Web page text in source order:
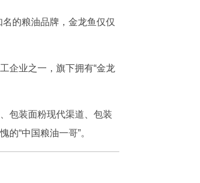
的粮油品牌，金龙鱼仅仅
企业之一，旗下拥有“金龙
包装面粉现代渠道、包装
“中国粮油一哥”。